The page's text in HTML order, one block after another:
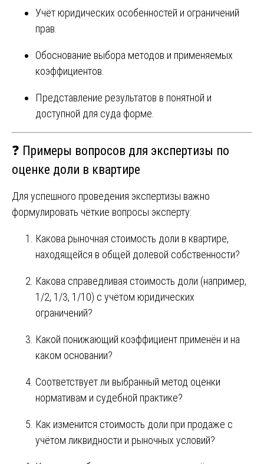
Учёт юридических особенностей и ограничений
прав.
Обоснование выбора методов и применяемых
коэффициентов.
Представление результатов в понятной и
доступной для суда форме.
❓ Примеры вопросов для экспертизы по
оценке доли в квартире
Для успешного проведения экспертизы важно
формулировать чёткие вопросы эксперту:
Какова рыночная стоимость доли в квартире,
находящейся в общей долевой собственности?
Какова справедливая стоимость доли (например,
1/2, 1/3, 1/10) с учётом юридических
ограничений?
Какой понижающий коэффициент применён и на
каком основании?
Соответствует ли выбранный метод оценки
нормативам и судебной практике?
Как изменится стоимость доли при продаже с
учётом ликвидности и рыночных условий?